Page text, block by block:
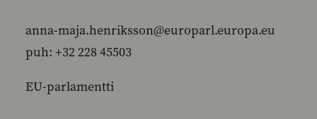
anna-maja.henriksson@europarl.europa.eu
puh: +32 228 45503
EU-parlamentti